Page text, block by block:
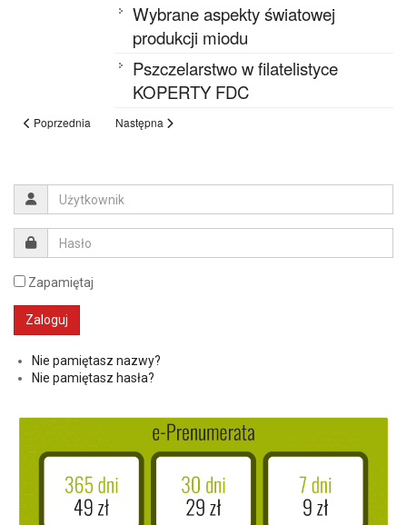
Wybrane aspekty światowej
produkcji miodu
Pszczelarstwo w filatelistyce
KOPERTY FDC
Poprzednia Następna
Zapamiętaj
Nie pamiętasz nazwy?
Nie pamiętasz hasła?